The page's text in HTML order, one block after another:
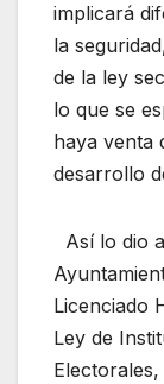
implicará
la
de la ley
lo que se
haya venta
desarrollo
Así lo dio
Licenciado
Ley de